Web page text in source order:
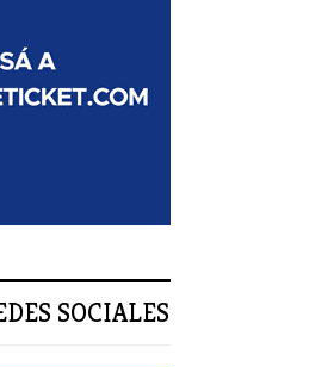
A
SOCIALES